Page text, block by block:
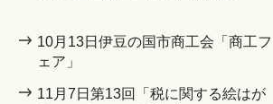
10月13日伊豆の国市商工会「商工フ
ェア」
11月7日第13回「税に関する絵はが